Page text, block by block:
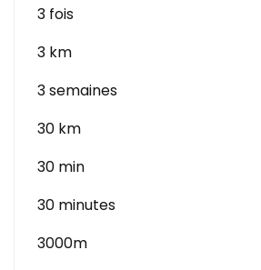
3 fois
3 km
3 semaines
30 km
30 min
30 minutes
3000m